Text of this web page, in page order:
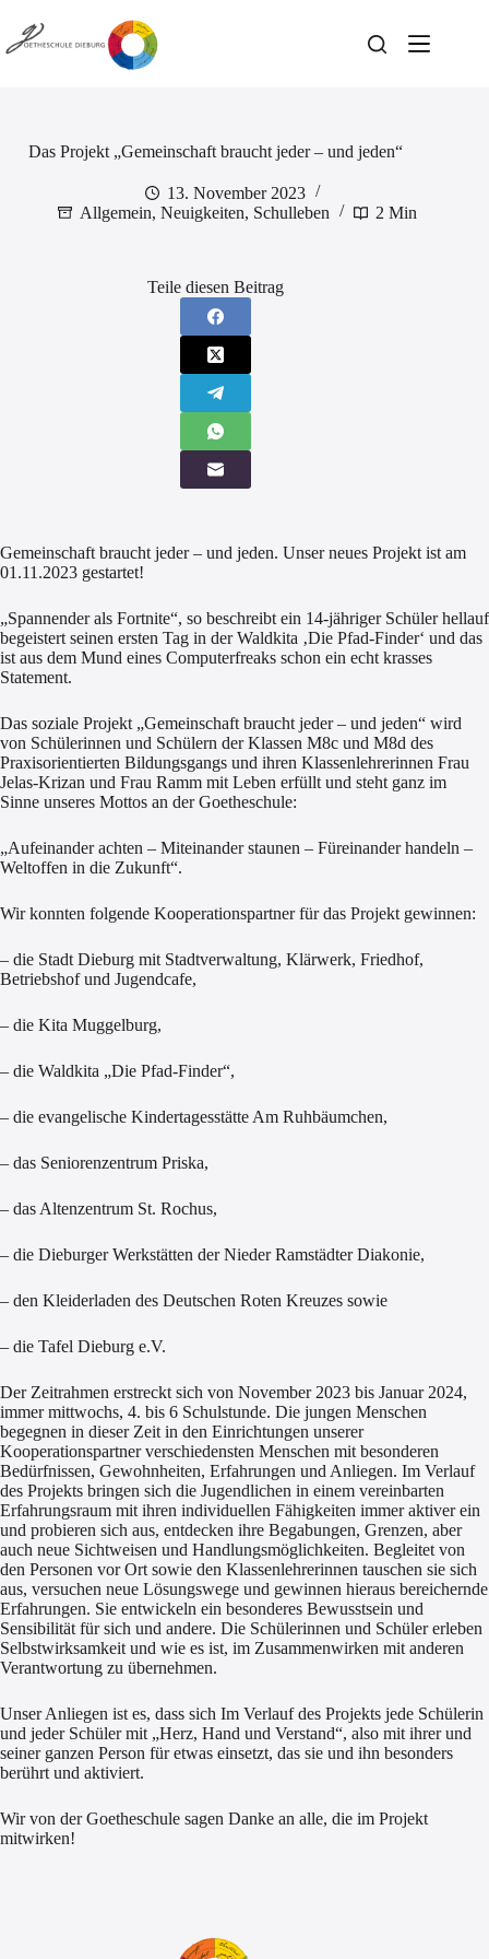
Inhalt
springen
Das Projekt „Gemeinschaft braucht jeder – und jeden“
13. November 2023
Allgemein, Neuigkeiten, Schulleben 2 Min
Teile diesen Beitrag
Gemeinschaft braucht jeder – und jeden. Unser neues Projekt ist am
01.11.2023 gestartet!
„Spannender als Fortnite“, so beschreibt ein 14-jähriger Schüler hellauf
begeistert seinen ersten Tag in der Waldkita ‚Die Pfad-Finder‘ und das
ist aus dem Mund eines Computerfreaks schon ein echt krasses
Statement.
Das soziale Projekt „Gemeinschaft braucht jeder – und jeden“ wird
von Schülerinnen und Schülern der Klassen M8c und M8d des
Praxisorientierten Bildungsgangs und ihren Klassenlehrerinnen Frau
Jelas-Krizan und Frau Ramm mit Leben erfüllt und steht ganz im
Sinne unseres Mottos an der Goetheschule:
„Aufeinander achten – Miteinander staunen – Füreinander handeln –
Weltoffen in die Zukunft“.
Wir konnten folgende Kooperationspartner für das Projekt gewinnen:
– die Stadt Dieburg mit Stadtverwaltung, Klärwerk, Friedhof,
Betriebshof und Jugendcafe,
– die Kita Muggelburg,
– die Waldkita „Die Pfad-Finder“,
– die evangelische Kindertagesstätte Am Ruhbäumchen,
– das Seniorenzentrum Priska,
– das Altenzentrum St. Rochus,
– die Dieburger Werkstätten der Nieder Ramstädter Diakonie,
– den Kleiderladen des Deutschen Roten Kreuzes sowie
– die Tafel Dieburg e.V.
Der Zeitrahmen erstreckt sich von November 2023 bis Januar 2024,
immer mittwochs, 4. bis 6 Schulstunde. Die jungen Menschen
begegnen in dieser Zeit in den Einrichtungen unserer
Kooperationspartner verschiedensten Menschen mit besonderen
Bedürfnissen, Gewohnheiten, Erfahrungen und Anliegen. Im Verlauf
des Projekts bringen sich die Jugendlichen in einem vereinbarten
Erfahrungsraum mit ihren individuellen Fähigkeiten immer aktiver ein
und probieren sich aus, entdecken ihre Begabungen, Grenzen, aber
auch neue Sichtweisen und Handlungsmöglichkeiten. Begleitet von
den Personen vor Ort sowie den Klassenlehrerinnen tauschen sie sich
aus, versuchen neue Lösungswege und gewinnen hieraus bereichernde
Erfahrungen. Sie entwickeln ein besonderes Bewusstsein und
Sensibilität für sich und andere. Die Schülerinnen und Schüler erleben
Selbstwirksamkeit und wie es ist, im Zusammenwirken mit anderen
Verantwortung zu übernehmen.
Unser Anliegen ist es, dass sich Im Verlauf des Projekts jede Schülerin
und jeder Schüler mit „Herz, Hand und Verstand“, also mit ihrer und
seiner ganzen Person für etwas einsetzt, das sie und ihn besonders
berührt und aktiviert.
Wir von der Goetheschule sagen Danke an alle, die im Projekt
mitwirken!